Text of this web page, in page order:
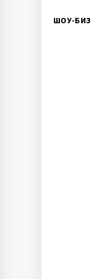
ШОУ-БИЗ